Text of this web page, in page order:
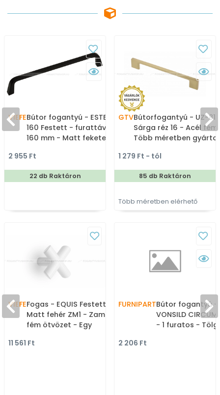
VIEFEBútor fogantyú - ESTE
160 Festett - furattáv
160 mm - Matt fekete
ötvözet - Egy méretben
gyártott színes fém
bútorfogantyú
2 955 Ft
22 db Raktáron
GTVBútorfogantyú - UZ-
Sárga réz 16 - Acél
Több méretben
bútorfogantyú
1 279 Ft - tól
85 db Raktáron
Több méretben elérhető
VIEFEFogas - EQUIS Festett -
Matt fehér ZM1 - Zamak
fém ötvözet - Egy
11 561 Ft
FURNIPARTBútor fogantyú -
VONSILD
- 1 furatos -
2 206 Ft